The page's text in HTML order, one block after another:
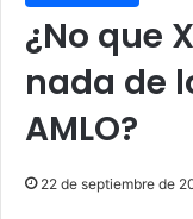
¿No que
nada de
AMLO?
22 de septiembre de